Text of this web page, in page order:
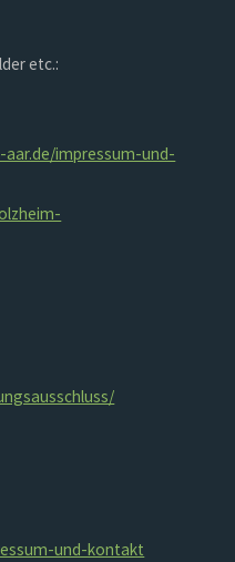
etc.:
impressum-und-
und-kontakt